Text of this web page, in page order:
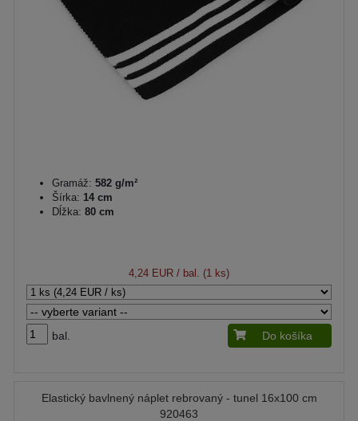
Gramáž: 582 g/m²
Šírka: 14 cm
Dĺžka: 80 cm
4,24 EUR / bal. (1 ks)
bal. Do košíka
Elastický bavlnený náplet rebrovaný - tunel 16x100 cm
920463